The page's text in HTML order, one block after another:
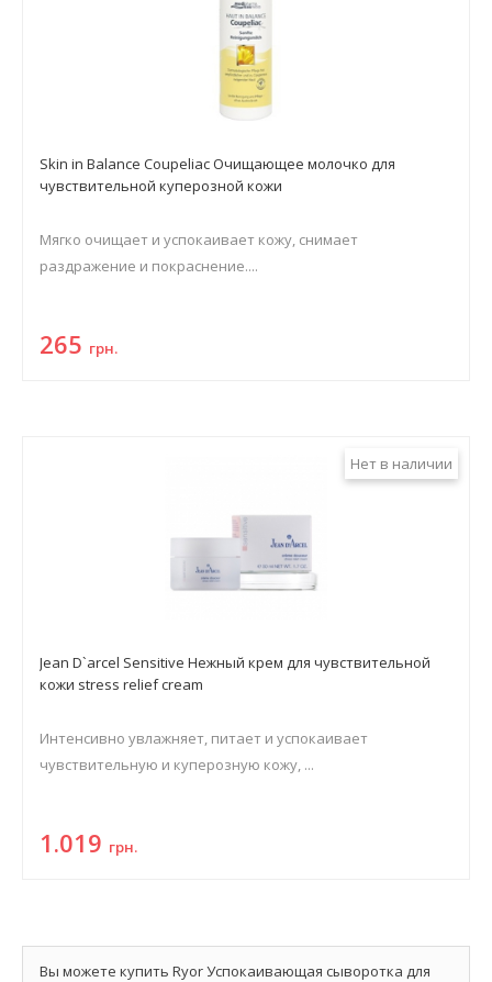
Skin in Balance Coupeliac Очищающее молочко для
чувствительной куперозной кожи
Мягко очищает и успокаивает кожу, снимает
раздражение и покраснение....
265 грн.
Нет в наличии
Jean D`arcel Sensitive Нежный крем для чувствительной
кожи stress relief cream
Интенсивно увлажняет, питает и успокаивает
чувствительную и куперозную кожу, ...
1.019 грн.
Вы можете купить Ryor Успокаивающая сыворотка для